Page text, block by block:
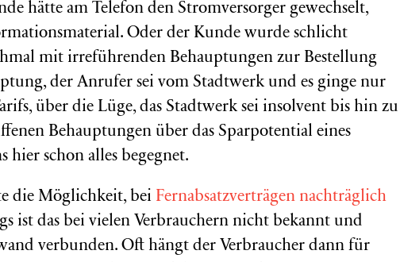
hätte am Telefon den Stromversorger gewechselt,
Oder der Kunde wurde schlicht
mit irreführenden Behauptungen zur Bestellung
der Anrufer sei vom Stadtwerk und es ginge nur
über die Lüge, das Stadtwerk sei insolvent bis hin zu
Behauptungen über das Sparpotential eines
hier schon alles begegnet.
die Möglichkeit, bei Fernabsatzverträgen nachträglich
ist das bei vielen Verbrauchern nicht bekannt und
verbunden. Oft hängt der Verbraucher dann für